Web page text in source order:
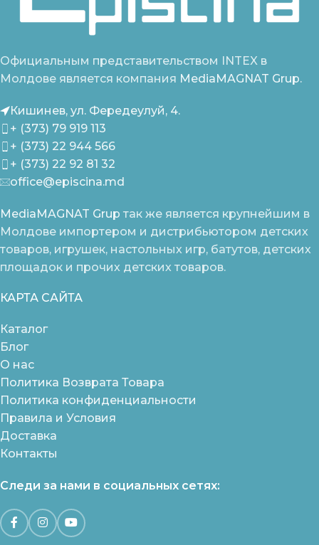
Официальным представительством INTEX в
Молдове является компания MediaMAGNAT Grup.
Кишинев, ул. Фередеулуй, 4.
+ (373) 79 919 113
+ (373) 22 944 566
+ (373) 22 92 81 32
office@episcina.md
MediaMAGNAT Grup так же является крупнейшим в
Молдове импортером и дистрибьютором детских
товаров, игрушек, настольных игр, батутов, детских
площадок и прочих детских товаров.
КАРТА САЙТА
Каталог
Блог
О нас
Политика Возврата Товара
Политика конфиденциальности
Правила и Условия
Доставка
Контакты
Следи за нами в социальных сетях: